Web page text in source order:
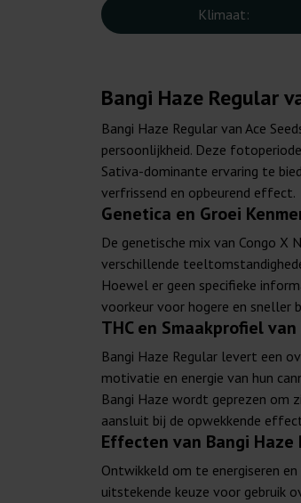
Klimaat:
Bangi Haze Regular
Bangi Haze Regular van Ace
persoonlijkheid. Deze
Sativa-dominante ervaring te
verfrissend en opbeurend effect.
Genetica en Groei
De genetische mix van Congo X
verschillende
Hoewel er geen specifieke
voorkeur voor hogere en sneller
THC en Smaakprofiel
Bangi Haze Regular levert een
motivatie en energie van hun
Bangi Haze wordt geprezen om
aansluit bij de opwekkende
Effecten van Bangi Haze
Ontwikkeld om te energiseren
uitstekende keuze voor gebruik